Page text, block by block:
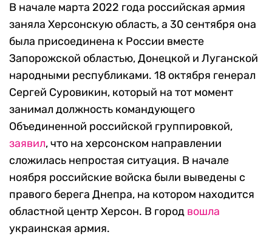
В начале марта 2022 года российская армия
заняла Херсонскую область, а 30 сентября она
была присоединена к России вместе
Запорожской областью, Донецкой и Луганской
народными республиками. 18 октября генерал
Сергей Суровикин, который на тот момент
занимал должность командующего
Объединенной российской группировкой,
заявил, что на херсонском направлении
сложилась непростая ситуация. В начале
ноября российские войска были выведены с
правого берега Днепра, на котором находится
областной центр Херсон. В город вошла
украинская армия.